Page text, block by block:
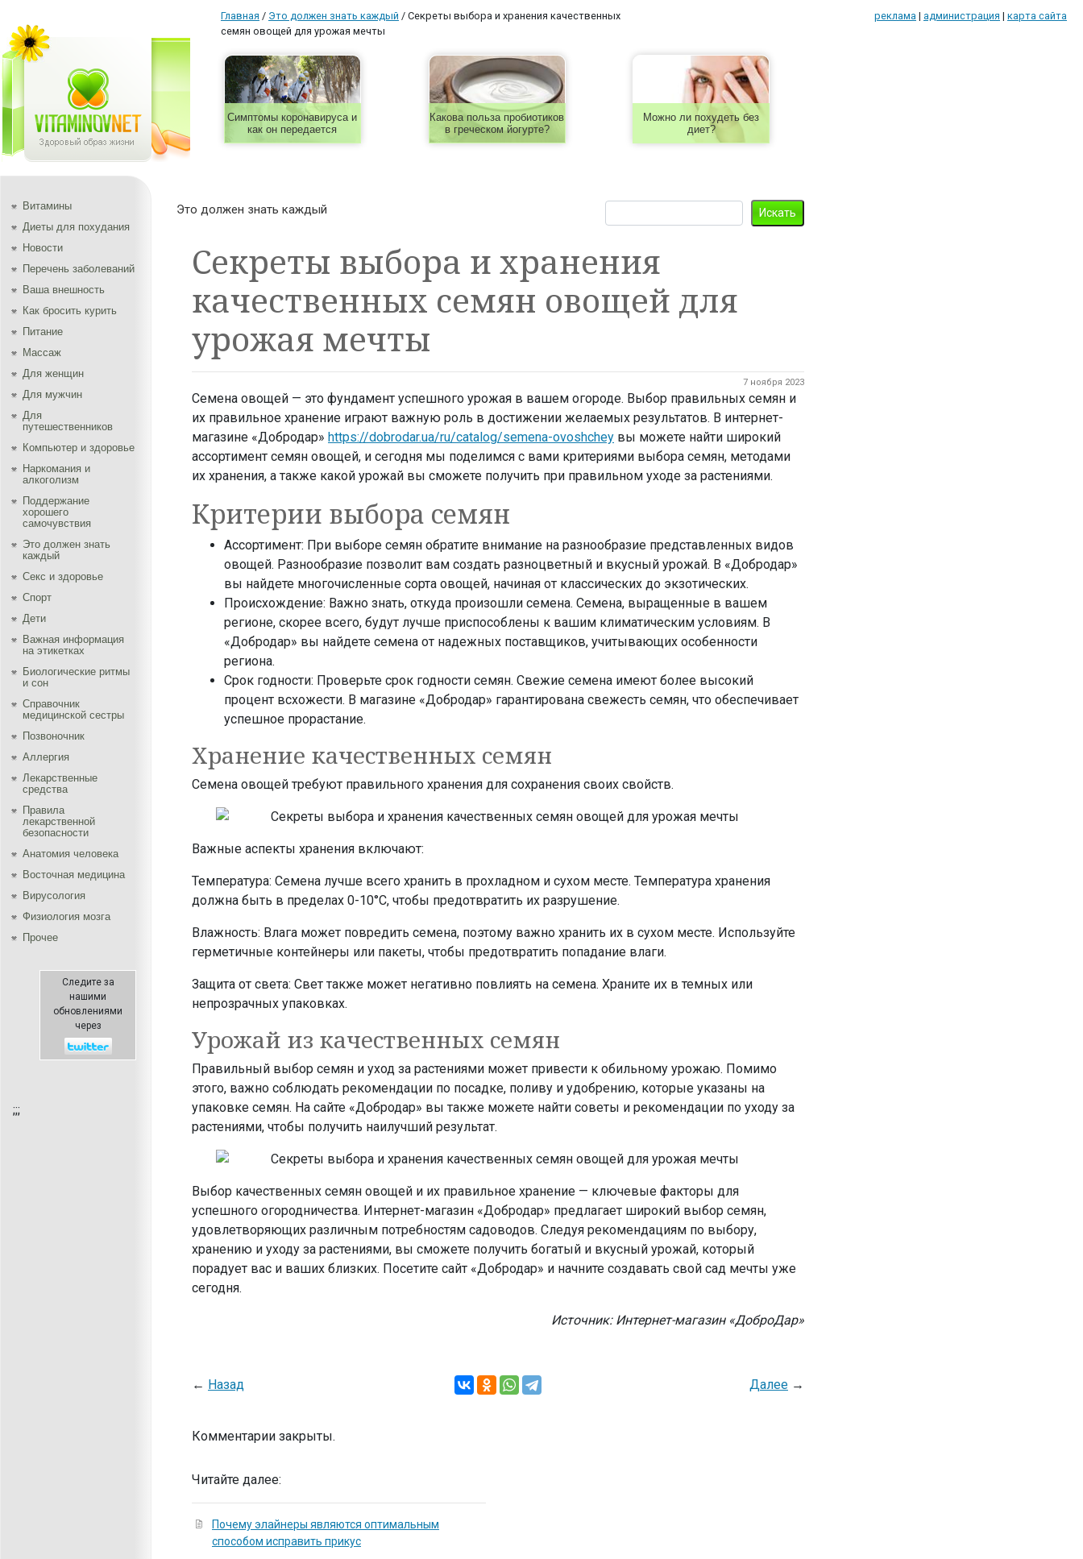
Главная / Это должен знать каждый / Секреты выбора и хранения качественных
семян овощей для урожая мечты
реклама | администрация | карта сайта
Симптомы коронавируса и
как он передается
Какова польза пробиотиков
в греческом йогурте?
Можно ли похудеть без
диет?
Витамины
Диеты для похудания
Новости
Перечень заболеваний
Ваша внешность
Как бросить курить
Питание
Массаж
Для женщин
Для мужчин
Для
путешественников
Компьютер и здоровье
Наркомания и
алкоголизм
Поддержание
хорошего
самочувствия
Это должен знать
каждый
Секс и здоровье
Спорт
Дети
Важная информация
на этикетках
Биологические ритмы
и сон
Справочник
медицинской сестры
Позвоночник
Аллергия
Лекарственные
средства
Правила
лекарственной
безопасности
Aнатомия человека
Восточная медицина
Вирусология
Физиология мозга
Прочее
Следите за
нашими
обновлениями
через
;;;
Это должен знать каждый
Секреты выбора и хранения
качественных семян овощей для
урожая мечты
7 ноября 2023
Семена овощей — это фундамент успешного урожая в вашем огороде. Выбор правильных семян и
их правильное хранение играют важную роль в достижении желаемых результатов. В интернет-
магазине «Добродар» https://dobrodar.ua/ru/catalog/semena-ovoshchey вы можете найти широкий
ассортимент семян овощей, и сегодня мы поделимся с вами критериями выбора семян, методами
их хранения, а также какой урожай вы сможете получить при правильном уходе за растениями.
Критерии выбора семян
Ассортимент: При выборе семян обратите внимание на разнообразие представленных видов
овощей. Разнообразие позволит вам создать разноцветный и вкусный урожай. В «Добродар»
вы найдете многочисленные сорта овощей, начиная от классических до экзотических.
Происхождение: Важно знать, откуда произошли семена. Семена, выращенные в вашем
регионе, скорее всего, будут лучше приспособлены к вашим климатическим условиям. В
«Добродар» вы найдете семена от надежных поставщиков, учитывающих особенности
региона.
Срок годности: Проверьте срок годности семян. Свежие семена имеют более высокий
процент всхожести. В магазине «Добродар» гарантирована свежесть семян, что обеспечивает
успешное прорастание.
Хранение качественных семян
Семена овощей требуют правильного хранения для сохранения своих свойств.
Важные аспекты хранения включают:
Температура: Семена лучше всего хранить в прохладном и сухом месте. Температура хранения
должна быть в пределах 0-10°C, чтобы предотвратить их разрушение.
Влажность: Влага может повредить семена, поэтому важно хранить их в сухом месте. Используйте
герметичные контейнеры или пакеты, чтобы предотвратить попадание влаги.
Защита от света: Свет также может негативно повлиять на семена. Храните их в темных или
непрозрачных упаковках.
Урожай из качественных семян
Правильный выбор семян и уход за растениями может привести к обильному урожаю. Помимо
этого, важно соблюдать рекомендации по посадке, поливу и удобрению, которые указаны на
упаковке семян. На сайте «Добродар» вы также можете найти советы и рекомендации по уходу за
растениями, чтобы получить наилучший результат.
Выбор качественных семян овощей и их правильное хранение — ключевые факторы для
успешного огородничества. Интернет-магазин «Добродар» предлагает широкий выбор семян,
удовлетворяющих различным потребностям садоводов. Следуя рекомендациям по выбору,
хранению и уходу за растениями, вы сможете получить богатый и вкусный урожай, который
порадует вас и ваших близких. Посетите сайт «Добродар» и начните создавать свой сад мечты уже
сегодня.
Источник: Интернет-магазин «ДоброДар»
← Назад Далее→
Комментарии закрыты.
Читайте далее:
Почему элайнеры являются оптимальным
способом исправить прикус